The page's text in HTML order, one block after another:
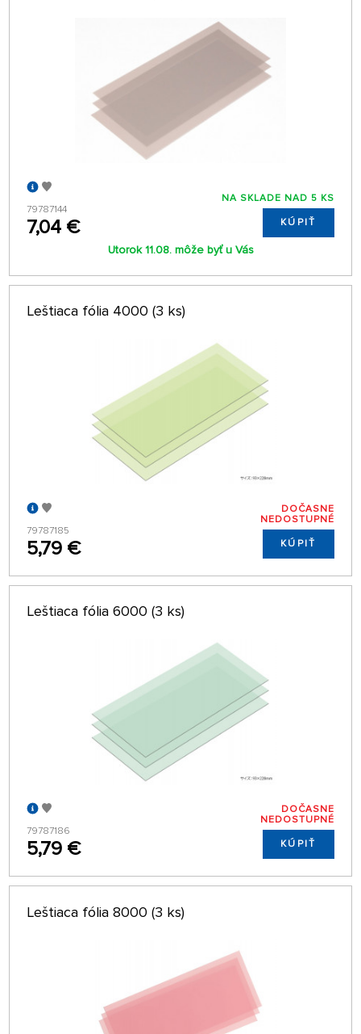
79787144
7,04 €
NA SKLADE NAD 5 KS
KÚPIŤ
Utorok 11.08. môže byť u Vás
Leštiaca fólia 4000 (3 ks)
79787185
5,79 €
DOČASNE
NEDOSTUPNÉ
KÚPIŤ
Leštiaca fólia 6000 (3 ks)
79787186
5,79 €
DOČASNE
NEDOSTUPNÉ
KÚPIŤ
Leštiaca fólia 8000 (3 ks)